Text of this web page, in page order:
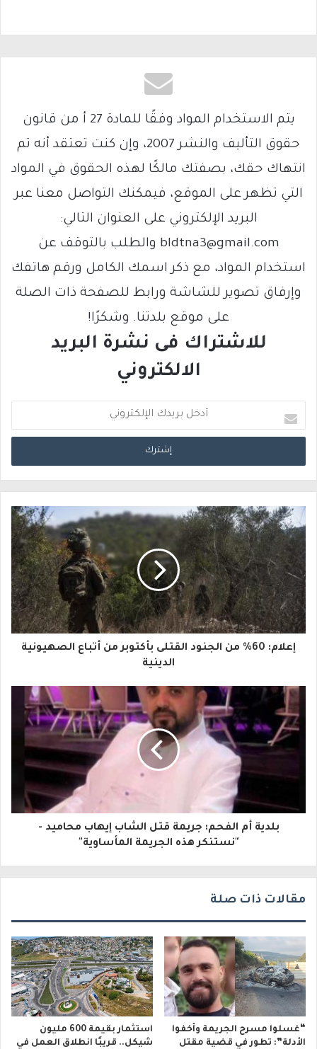
يتم الاستخدام المواد وفقًا للمادة 27 أ من قانون
حقوق التأليف والنشر 2007، وإن كنت تعتقد أنه تم
انتهاك حقك، بصفتك مالكًا لهذه الحقوق في المواد
التي تظهر على الموقع، فيمكنك التواصل معنا عبر
البريد الإلكتروني على العنوان التالي:
bldtna3@gmail.com والطلب بالتوقف عن
استخدام المواد، مع ذكر اسمك الكامل ورقم هاتفك
وإرفاق تصوير للشاشة ورابط للصفحة ذات الصلة
على موقع بلدتنا. وشكرًا!
للاشتراك فى نشرة البريد
الالكتروني
د
خ
ب
ر
د
ك
ا
إ
ك
إعلام: 60% من الجنود القتلى بأكتوبر من أتباع الصهيونية
الدينية
بلدية أم الفحم: جريمة قتل الشاب إيهاب محاميد -
"نستنكر هذه الجريمة المأساوية"
مقالات ذات صلة
“غسلوا مسرح الجريمة وأخفوا
الأدلة”: تطور في قضية مقتل
استثمار بقيمة 600 مليون
شيكل.. قريبًا انطلاق العمل في